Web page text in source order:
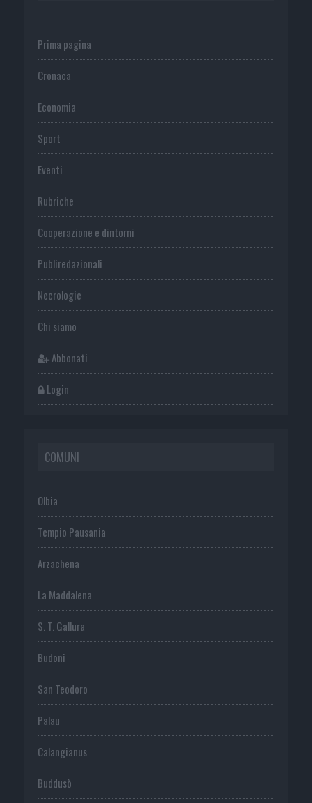
Prima pagina
Cronaca
Economia
Sport
Eventi
Rubriche
Cooperazione e dintorni
Publiredazionali
Necrologie
Chi siamo
Abbonati
Login
COMUNI
Olbia
Tempio Pausania
Arzachena
La Maddalena
S. T. Gallura
Budoni
San Teodoro
Palau
Calangianus
Buddusò